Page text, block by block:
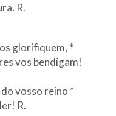
R.
glorifiquem, *
vos bendigam!
vosso reino *
R.